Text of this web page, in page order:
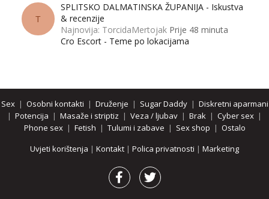
T
SPLITSKO DALMATINSKA ŽUPANIJA - Iskustva
& recenzije
Najnovija: TorcidaMertojak Prije 48 minuta
Cro Escort - Teme po lokacijama
Sex| Osobni kontakti | Druženje | Sugar Daddy| Diskretni aparmani
| Potencija | Masaže i striptiz | Veza / ljubav | Brak | Cyber sex |
Phone sex| Fetish | Tulumi i zabave | Sex shop | Ostalo
Uvjeti korištenja | Kontakt | Polica privatnosti | Marketing